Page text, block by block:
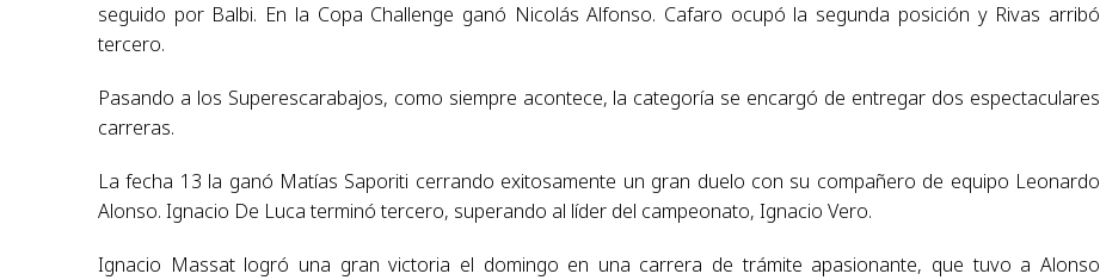
seguido por Balbi. En la Copa Challenge ganó Nicolás Alfonso. Cafaro ocupó la segunda posición y Rivas arribó
tercero.
Pasando a los Superescarabajos, como siempre acontece, la categoría se encargó de entregar dos espectaculares
carreras.
La fecha 13 la ganó Matías Saporiti cerrando exitosamente un gran duelo con su compañero de equipo Leonardo
Alonso. Ignacio De Luca terminó tercero, superando al líder del campeonato, Ignacio Vero.
Ignacio Massat logró una gran victoria el domingo en una carrera de trámite apasionante, que tuvo a Alonso